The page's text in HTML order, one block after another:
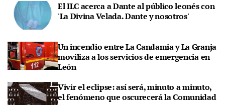
El ILC acerca a Dante al público leonés con
'La Divina Velada. Dante y nosotros'
Un incendio entre La Candamia y La Granja
moviliza a los servicios de emergencia en
León
Vivir el eclipse: así será, minuto a minuto,
el fenómeno que oscurecerá la Comunidad